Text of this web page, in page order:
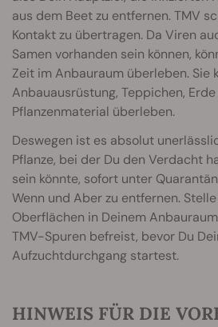
aus dem Beet zu entfernen. TMV
Kontakt zu übertragen. Da Viren
Samen vorhanden sein können,
Zeit im Anbauraum überleben. Sie
Anbauausrüstung, Teppichen,
Pflanzenmaterial überleben.
Deswegen ist es absolut
Pflanze, bei der Du den Verdacht
sein könnte, sofort unter
Wenn und Aber zu entfernen.
Oberflächen in Deinem
TMV-Spuren befreist, bevor Du
Aufzuchtdurchgang startest.
HINWEIS FÜR DIE